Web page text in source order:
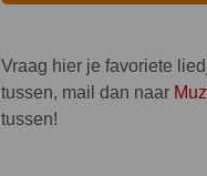
Vraag hier je favoriete
tussen, mail dan naar
tussen!